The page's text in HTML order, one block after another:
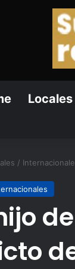
Locales
/